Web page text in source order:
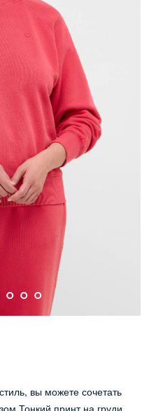
вы можете сочетать
принт на груди